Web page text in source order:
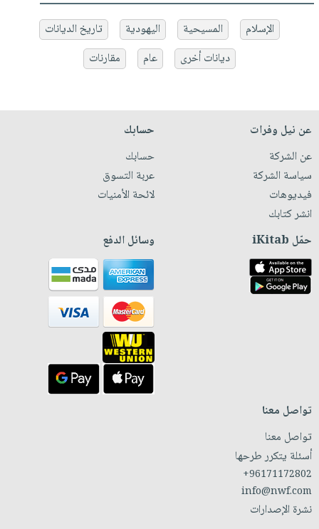
الإسلام المسيحية اليهودية
تاريخ الديانات
ديانات أخرى
عام مقارنات
عن نيل وفرات
عن الشركة
سياسة الشركة
فيديوهات
انشر كتابك
حسابك
حسابك
عربة التسوق
لائحة الأمنيات
حمّل iKitab وسائل الدفع
تواصل معنا
تواصل معنا
أسئلة يتكرر طرحها
+96171172802
info@nwf.com
نشرة الإصدارات